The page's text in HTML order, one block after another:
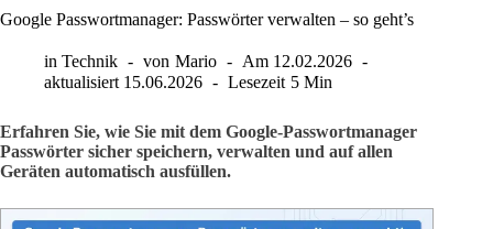
Google Passwortmanager: Passwörter verwalten – so geht’s
in Technik von Mario Am 12.02.2026
aktualisiert 15.06.2026 Lesezeit 5 Min
Erfahren Sie, wie Sie mit dem Google-Passwortmanager
Passwörter sicher speichern, verwalten und auf allen
Geräten automatisch ausfüllen.